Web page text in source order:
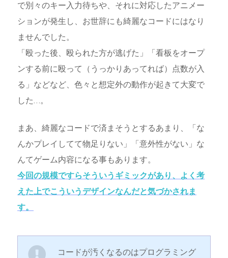
で別々のキー入力待ちや、それに対応したアニメー
ションが発生し、お世辞にも綺麗なコードにはなり
ませんでした。
「殴った後、殴られた方が逃げた」「看板をオープ
ンする前に殴って（うっかりあってれば）点数が入
る」などなど、色々と想定外の動作が起きて大変で
した…。
まあ、綺麗なコードで済まそうとするあまり、「な
んかプレイしてて物足りない」「意外性がない」な
んてゲーム内容になる事もあります。
今回の規模ですらそういうギミックがあり、よく考
えた上でこういうデザインなんだと気づかされま
す。
コードが汚くなるのはプログラミング